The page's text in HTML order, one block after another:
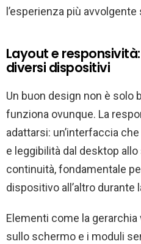
l’esperienza più
Layout e
diversi dispositivi
Un buon design non è solo
funziona ovunque. La
adattarsi: un’interfaccia
e leggibilità dal desktop
continuità, fondamentale
dispositivo all’altro durante
Elementi come la
sullo schermo e i moduli